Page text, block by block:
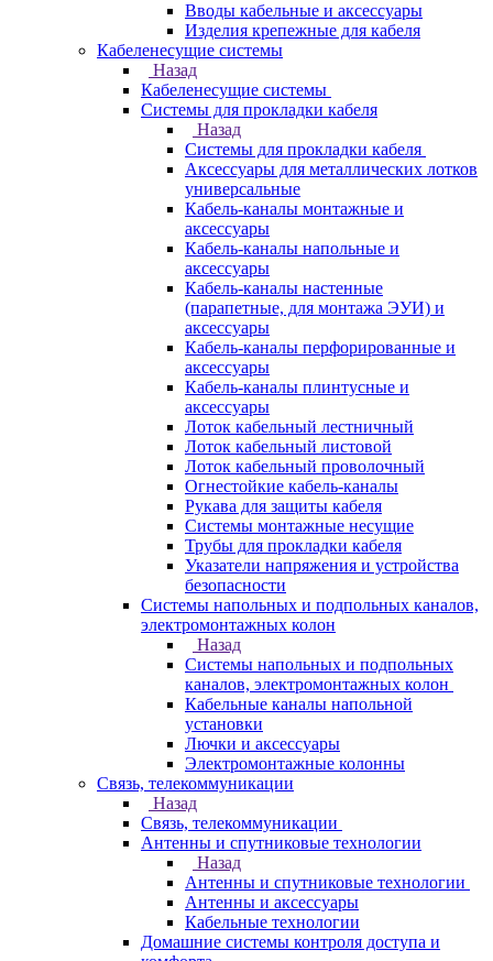
Вводы кабельные и аксессуары
Изделия крепежные для кабеля
Кабеленесущие системы
Назад
Кабеленесущие системы
Системы для прокладки кабеля
Назад
Системы для прокладки кабеля
Аксессуары для металлических лотков
универсальные
Кабель-каналы монтажные и
аксессуары
Кабель-каналы напольные и
аксессуары
Кабель-каналы настенные
(парапетные, для монтажа ЭУИ) и
аксессуары
Кабель-каналы перфорированные и
аксессуары
Кабель-каналы плинтусные и
аксессуары
Лоток кабельный лестничный
Лоток кабельный листовой
Лоток кабельный проволочный
Огнестойкие кабель-каналы
Рукава для защиты кабеля
Системы монтажные несущие
Трубы для прокладки кабеля
Указатели напряжения и устройства
безопасности
Системы напольных и подпольных каналов,
электромонтажных колон
Назад
Системы напольных и подпольных
каналов, электромонтажных колон
Кабельные каналы напольной
установки
Лючки и аксессуары
Электромонтажные колонны
Связь, телекоммуникации
Назад
Связь, телекоммуникации
Антенны и спутниковые технологии
Назад
Антенны и спутниковые технологии
Антенны и аксессуары
Кабельные технологии
Домашние системы контроля доступа и